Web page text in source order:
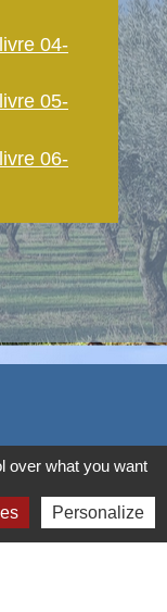
04-
05-
06-
over what you want
Personalize